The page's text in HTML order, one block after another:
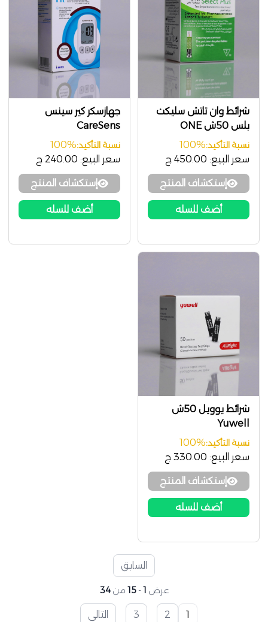
شرائط وان تاتش سليكت
بلس 50ش ONE
TOUCH SELECT PLUS
نسبة التأكيد:100%
سعر البيع: 450.00 ج
إستكشاف المنتج
أضف للسله
جهازسكر كير سينس
CareSens
نسبة التأكيد:100%
سعر البيع: 240.00 ج
إستكشاف المنتج
أضف للسله
شرائط يوويل 50ش
Yuwell
نسبة التأكيد:100%
سعر البيع: 330.00 ج
إستكشاف المنتج
أضف للسله
السابق
عرض 1
-
15 من34
1
2
3 التالي